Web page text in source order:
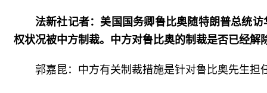
法新社记者：美国国务卿鲁比奥随特朗普总统
权状况被中方制裁。中方对鲁比奥的制裁是否已经解
郭嘉昆：中方有关制裁措施是针对鲁比奥先生担